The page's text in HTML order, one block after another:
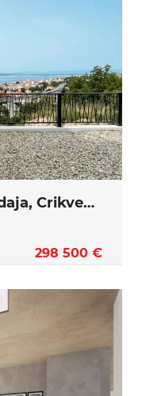
Stanovanje, 69 m2, Prodaja, Crikvenica
298 500 €